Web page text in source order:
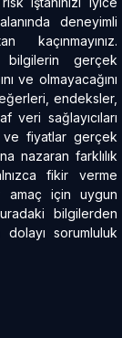
deneyimli
bilgilerin gerçek
ve olmayacağını
endeksler,
sağlayıcıları
ve fiyatlar gerçek
nazaran farklılık
fikir verme
amaç için uygun
bilgilerden
sorumluluk